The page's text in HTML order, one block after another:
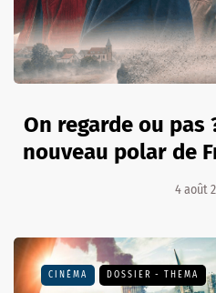
On regarde ou pas
nouveau polar de
4 août
CINÉMA DOSSIER - THEMA